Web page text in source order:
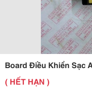
Board Điều Khiển Sạc
( HẾT HẠN )